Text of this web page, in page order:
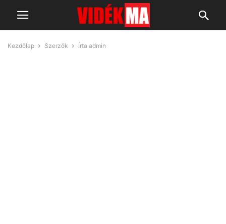
Kezdőlap Szerzők Írta admin